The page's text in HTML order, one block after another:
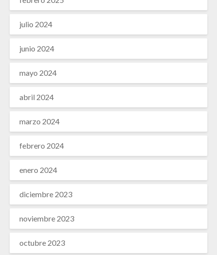
julio 2024
junio 2024
mayo 2024
abril 2024
marzo 2024
febrero 2024
enero 2024
diciembre 2023
noviembre 2023
octubre 2023